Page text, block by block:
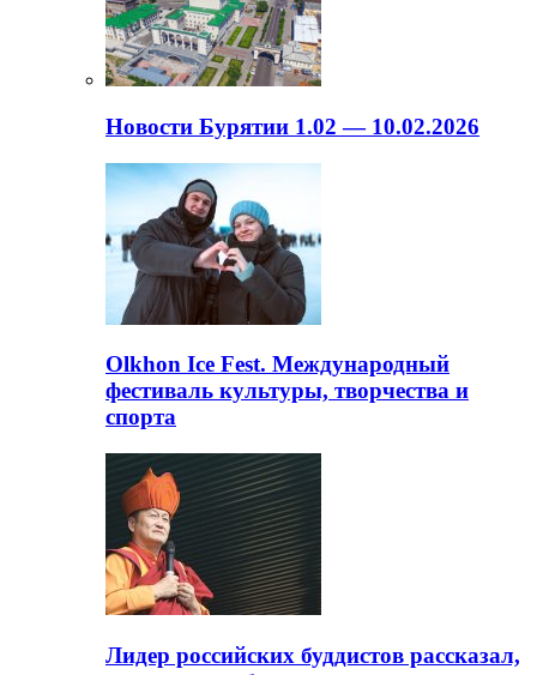
Новости Бурятии 1.02 — 10.02.2026
Olkhon Ice Fest. Международный
фестиваль культуры, творчества и
спорта
Лидер российских буддистов рассказал,